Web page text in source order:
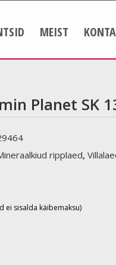
MEIST
Planet SK
ripplaed,
ei sisalda käibemaksu)